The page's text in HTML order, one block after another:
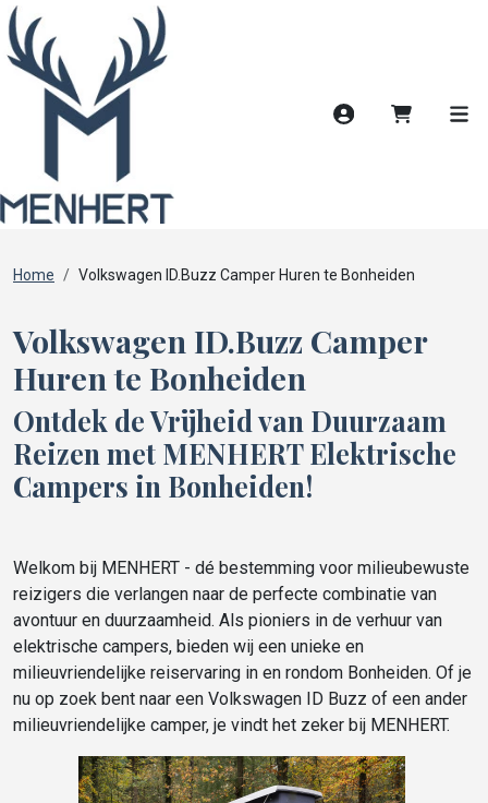
Account
Home Volkswagen ID.Buzz Camper Huren te Bonheiden
Volkswagen ID.Buzz Camper
Huren te Bonheiden
Ontdek de Vrijheid van Duurzaam
Reizen met MENHERT Elektrische
Campers in Bonheiden!
Welkom bij MENHERT - dé bestemming voor milieubewuste
reizigers die verlangen naar de perfecte combinatie van
avontuur en duurzaamheid. Als pioniers in de verhuur van
elektrische campers, bieden wij een unieke en
milieuvriendelijke reiservaring in en rondom Bonheiden. Of je
nu op zoek bent naar een Volkswagen ID Buzz of een ander
milieuvriendelijke camper, je vindt het zeker bij MENHERT.